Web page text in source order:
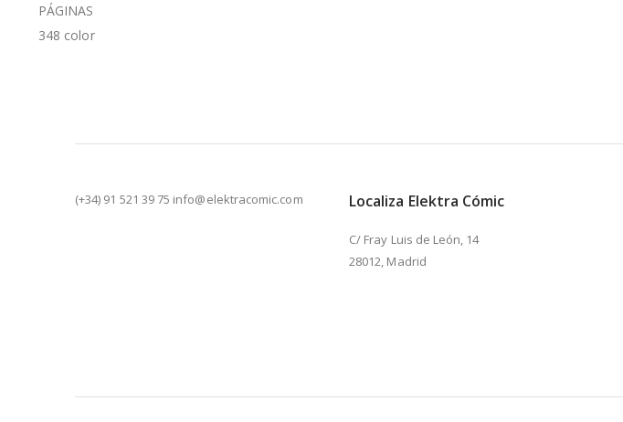
PÁGINAS
348 color
(+34) 91 521 39 75 info@elektracomic.com Localiza Elektra Cómic
C/ Fray Luis de León, 14
28012, Madrid